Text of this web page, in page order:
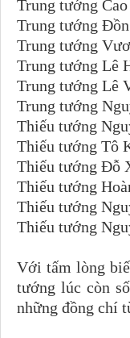
Trung tướng
Trung tướng
Trung tướng
Trung tướng Lê
Trung tướng Lê
Trung tướng
Thiếu tướng
Thiếu tướng Tô
Thiếu tướng Đỗ
Thiếu tướng
Thiếu tướng
Thiếu tướng
Với tấm lòng
tướng lúc còn
những đồng chí